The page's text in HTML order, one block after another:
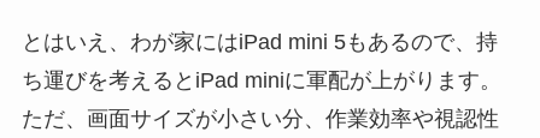
とはいえ、わが家にはiPad mini 5もあるので、持
ち運びを考えるとiPad miniに軍配が上がります。
ただ、画面サイズが小さい分、作業効率や視認性